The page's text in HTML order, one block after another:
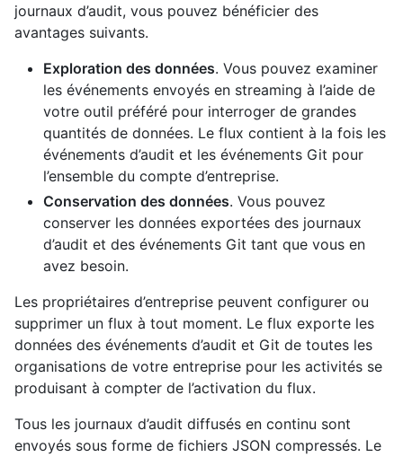
journaux d’audit, vous pouvez bénéficier des
avantages suivants.
Exploration des données. Vous pouvez examiner
les événements envoyés en streaming à l’aide de
votre outil préféré pour interroger de grandes
quantités de données. Le flux contient à la fois les
événements d’audit et les événements Git pour
l’ensemble du compte d’entreprise.
Conservation des données. Vous pouvez
conserver les données exportées des journaux
d’audit et des événements Git tant que vous en
avez besoin.
Les propriétaires d’entreprise peuvent configurer ou
supprimer un flux à tout moment. Le flux exporte les
données des événements d’audit et Git de toutes les
organisations de votre entreprise pour les activités se
produisant à compter de l’activation du flux.
Tous les journaux d’audit diffusés en continu sont
envoyés sous forme de fichiers JSON compressés. Le